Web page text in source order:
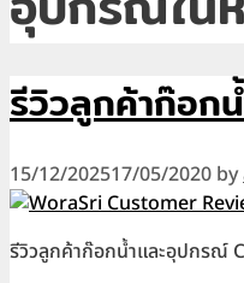
รีวิวลูกค้าก๊อก
15/12/202517/05/2020 by
รีวิวลูกค้าก๊อกน้ำและอุปกรณ์